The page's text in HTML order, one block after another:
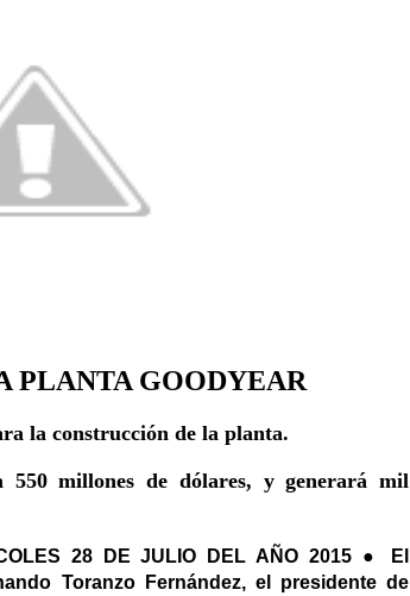
PLANTA GOODYEAR
la construcción de la planta.
millones de dólares, y generará mil
28 DE JULIO DEL AÑO 2015 ● El
Toranzo Fernández, el presidente de